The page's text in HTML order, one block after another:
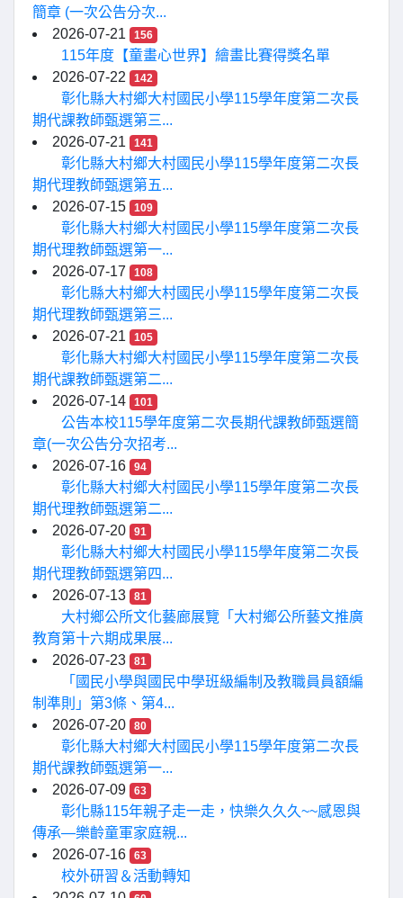
簡章 (一次公告分次...
2026-07-21
156
115年度【童畫心世界】繪畫比賽得獎名單
2026-07-22
142
彰化縣大村鄉大村國民小學115學年度第二次長
期代課教師甄選第三...
2026-07-21
141
彰化縣大村鄉大村國民小學115學年度第二次長
期代理教師甄選第五...
2026-07-15
109
彰化縣大村鄉大村國民小學115學年度第二次長
期代理教師甄選第一...
2026-07-17
108
彰化縣大村鄉大村國民小學115學年度第二次長
期代理教師甄選第三...
2026-07-21
105
彰化縣大村鄉大村國民小學115學年度第二次長
期代課教師甄選第二...
2026-07-14
101
公告本校115學年度第二次長期代課教師甄選簡
章(一次公告分次招考...
2026-07-16
94
彰化縣大村鄉大村國民小學115學年度第二次長
期代理教師甄選第二...
2026-07-20
91
彰化縣大村鄉大村國民小學115學年度第二次長
期代理教師甄選第四...
2026-07-13
81
大村鄉公所文化藝廊展覽「大村鄉公所藝文推廣
教育第十六期成果展...
2026-07-23
81
「國民小學與國民中學班級編制及教職員員額編
制準則」第3條、第4...
2026-07-20
80
彰化縣大村鄉大村國民小學115學年度第二次長
期代課教師甄選第一...
2026-07-09
63
彰化縣115年親子走一走，快樂久久久~~感恩與
傳承—樂齡童軍家庭親...
2026-07-16
63
校外研習＆活動轉知